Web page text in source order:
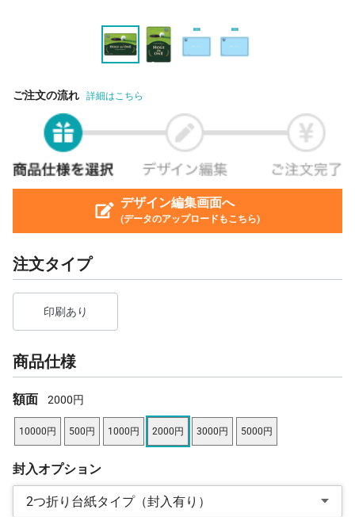
ご注文の流れ 詳細はこちら
デザイン編集画面へ
(データのアップロードもこちら)
注文タイプ
印刷あり
商品仕様
額面 2000円
10000円 500円 1000円 2000円 3000円 5000円
封入オプション
2つ折り台紙タイプ（封入有り）